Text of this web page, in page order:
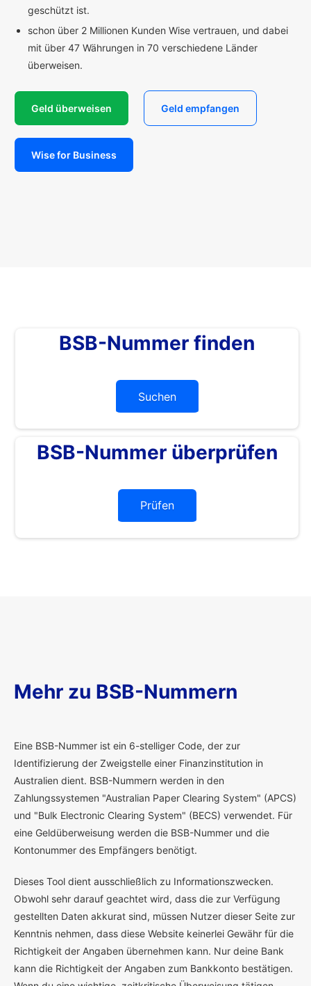
geschützt ist.
schon über 2 Millionen Kunden Wise vertrauen, und dabei
mit über 47 Währungen in 70 verschiedene Länder
überweisen.
Geld überweisen Geld empfangen
Wise for Business
BSB-Nummer finden
Suchen
BSB-Nummer überprüfen
Prüfen
Mehr zu BSB-Nummern
Eine BSB-Nummer ist ein 6-stelliger Code, der zur
Identifizierung der Zweigstelle einer Finanzinstitution in
Australien dient. BSB-Nummern werden in den
Zahlungssystemen "Australian Paper Clearing System" (APCS)
und "Bulk Electronic Clearing System" (BECS) verwendet. Für
eine Geldüberweisung werden die BSB-Nummer und die
Kontonummer des Empfängers benötigt.
Dieses Tool dient ausschließlich zu Informationszwecken.
Obwohl sehr darauf geachtet wird, dass die zur Verfügung
gestellten Daten akkurat sind, müssen Nutzer dieser Seite zur
Kenntnis nehmen, dass diese Website keinerlei Gewähr für die
Richtigkeit der Angaben übernehmen kann. Nur deine Bank
kann die Richtigkeit der Angaben zum Bankkonto bestätigen.